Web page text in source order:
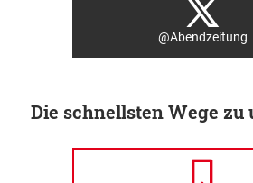
@Abendzeitung
Die schnellsten Wege zu